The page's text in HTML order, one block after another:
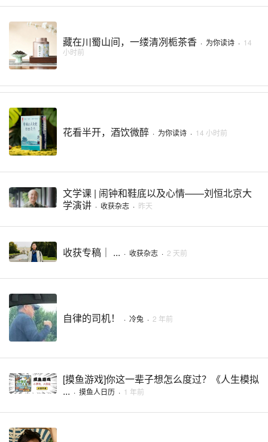
藏在川蜀山间，一缕清冽栀茶香 · 为你读诗 · 14
小时前
花看半开，酒饮微醉 · 为你读诗 · 14 小时前
文学课 | 闹钟和鞋底以及心情——刘恒北京大
学演讲 · 收获杂志 · 昨天
收获专稿｜ ... · 收获杂志 · 2 天前
自律的司机！ · 冷兔 · 2 年前
[摸鱼游戏]你这一辈子想怎么度过？《人生模拟
... · 摸鱼人日历 · 1 年前